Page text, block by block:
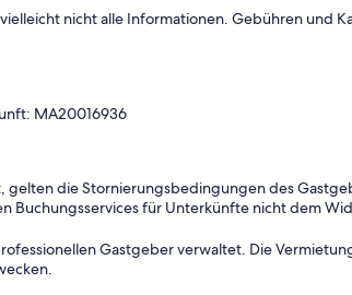
nicht alle Informationen. Gebühren und
MA20016936
gelten die Stornierungsbedingungen des
Buchungsservices für Unterkünfte nicht dem
Gastgeber verwaltet. Die